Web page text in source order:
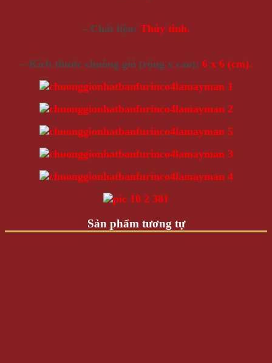
– Chất liệu: Thủy tinh.
– Kích thước chuông gió (rộng x cao): 6 x 6 (cm).
Sản phẩm tương tự